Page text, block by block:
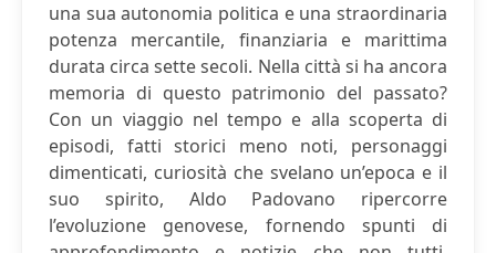
una sua autonomia politica e una straordinaria
potenza mercantile, finanziaria e marittima
durata circa sette secoli. Nella città si ha ancora
memoria di questo patrimonio del passato?
Con un viaggio nel tempo e alla scoperta di
episodi, fatti storici meno noti, personaggi
dimenticati, curiosità che svelano un’epoca e il
suo spirito, Aldo Padovano ripercorre
l’evoluzione genovese, fornendo spunti di